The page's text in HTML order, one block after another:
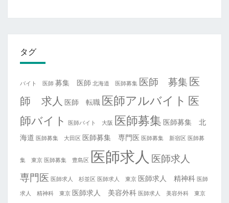
タグ
バイト 医師 募集 医師 北海道 医師募集 医師 募集 医
師 求人 医師 転職 医師アルバイト 医
師バイト
医師バイト 大阪 医師募集 医師募集 北
海道 医師募集 大田区 医師募集 専門医 医師募集 新宿区 医師募
集 東京 医師募集 豊島区 医師求人 医師求人
専門医 医師求人 杉並区 医師求人 東京 医師求人 精神科 医師
求人 精神科 東京 医師求人 美容外科 医師求人 美容外科 東京